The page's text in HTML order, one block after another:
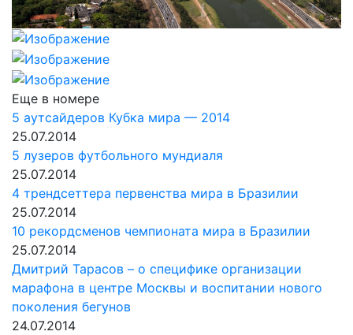
Еще в номере
5 аутсайдеров Кубка мира — 2014
25.07.2014
5 лузеров футбольного мундиаля
25.07.2014
4 трендсеттера первенства мира в Бразилии
25.07.2014
10 рекордсменов чемпионата мира в Бразилии
25.07.2014
Дмитрий Тарасов – о специфике организации
марафона в центре Москвы и воспитании нового
поколения бегунов
24.07.2014